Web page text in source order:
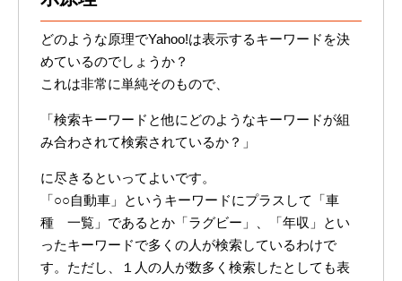
どのような原理でYahoo!は表示するキーワードを決
めているのでしょうか？
これは非常に単純そのもので、
「検索キーワードと他にどのようなキーワードが組
み合わされて検索されているか？」
に尽きるといってよいです。
「○○自動車」というキーワードにプラスして「車
種 一覧」であるとか「ラグビー」、「年収」とい
ったキーワードで多くの人が検索しているわけで
す。ただし、１人の人が数多く検索したとしても表